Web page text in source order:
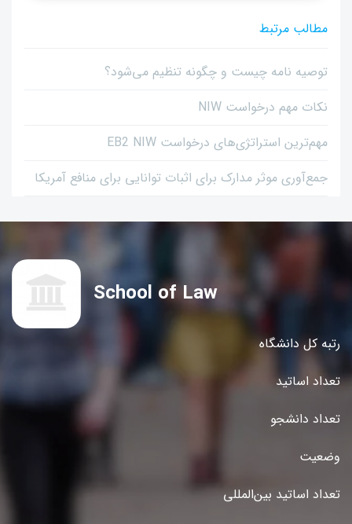
مطالب مرتبط
توصیه نامه چیست و چگونه تنظیم می‌شود؟
نکات مهم درخواست NIW
مهم‌ترین استراتژی‌های درخواست EB2 NIW
جمع‌آوری موثر مدارک برای اثبات توانایی برای منافع آمریکا
رتبه کل دانشگاه
تعداد اساتید
تعداد دانشجو
وضعیت
تعداد اساتید بین‌المللی
School of Law